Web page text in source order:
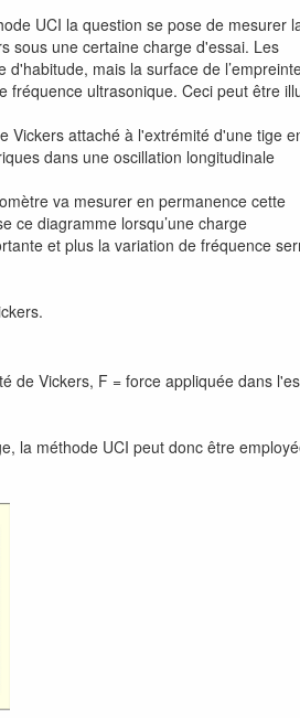
UCI la question se pose de mesurer
sous une certaine charge d'essai. Les
mais la surface de
fréquence ultrasonique. Ceci peut être
Vickers attaché à l'extrémité d'une tige
dans une oscillation longitudinale
va mesurer en permanence cette
ce diagramme lorsqu’une charge
et plus la variation de fréquence
de Vickers, F = force appliquée dans
la méthode UCI peut donc être